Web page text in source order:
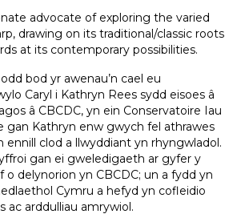
advocate of exploring the varied
drawing on its traditional/classic roots
at its contemporary possibilities.
bod yr awenau’n cael eu
Caryl i Kathryn Rees sydd eisoes â
â CBCDC, yn ein Conservatoire Iau
gan Kathryn enw gwych fel athrawes
ennill clod a llwyddiant yn rhyngwladol.
gan ei gweledigaeth ar gyfer y
o delynorion yn CBCDC; un a fydd yn
Cymru a hefyd yn cofleidio
ac arddulliau amrywiol.